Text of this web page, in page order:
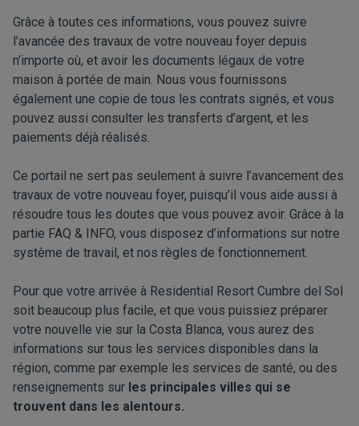
Grâce à toutes ces informations, vous pouvez suivre
l’avancée des travaux de votre nouveau foyer depuis
n’importe où, et avoir les documents légaux de votre
maison à portée de main. Nous vous fournissons
également une copie de tous les contrats signés, et vous
pouvez aussi consulter les transferts d’argent, et les
paiements déjà réalisés.
Ce portail ne sert pas seulement à suivre l’avancement des
travaux de votre nouveau foyer, puisqu’il vous aide aussi à
résoudre tous les doutes que vous pouvez avoir. Grâce à la
partie FAQ & INFO, vous disposez d’informations sur notre
système de travail, et nos règles de fonctionnement.
Pour que votre arrivée à Residential Resort Cumbre del Sol
soit beaucoup plus facile, et que vous puissiez préparer
votre nouvelle vie sur la Costa Blanca, vous aurez des
informations sur tous les services disponibles dans la
région, comme par exemple les services de santé, ou des
renseignements sur les principales villes qui se
trouvent dans les alentours.